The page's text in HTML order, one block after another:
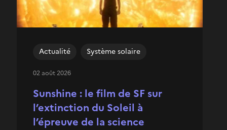
Sunshine : le film de SF sur
l’extinction du Soleil à
l’épreuve de la science
Actualité Système solaire
02 août 2026